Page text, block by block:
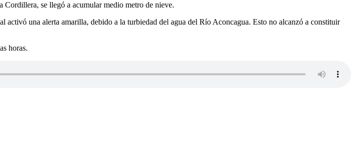
Cordillera, se llegó a acumular medio metro de nieve.
una alerta amarilla, debido a la turbiedad del agua del Río Aconcagua. Esto no alcanzó a constituir
horas.